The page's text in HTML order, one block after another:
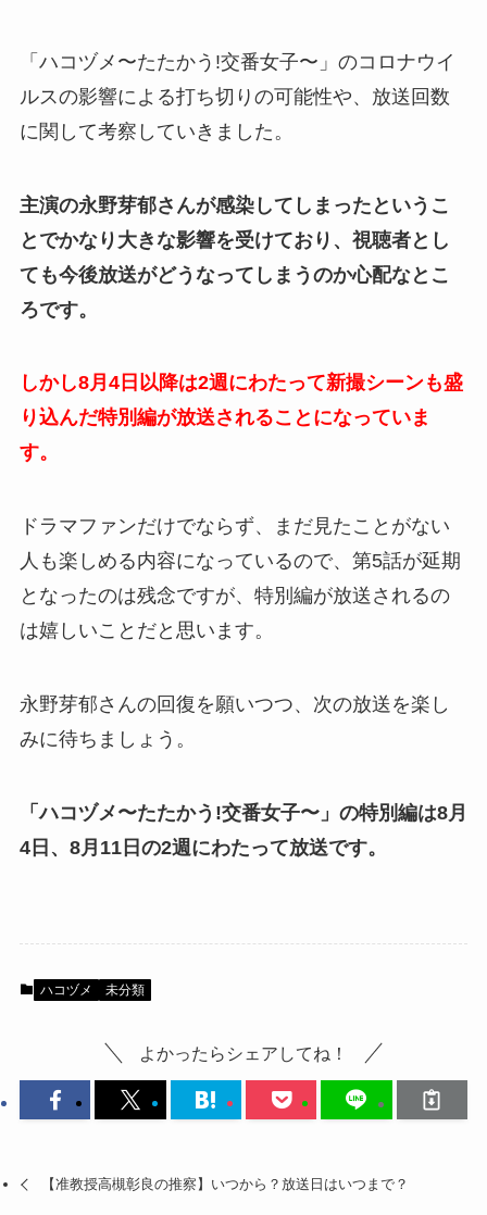
「ハコヅメ〜たたかう!交番女子〜」のコロナウイ
ルスの影響による打ち切りの可能性や、放送回数
に関して考察していきました。
主演の永野芽郁さんが感染してしまったというこ
とでかなり大きな影響を受けており、視聴者とし
ても今後放送がどうなってしまうのか心配なとこ
ろです。
しかし8月4日以降は2週にわたって新撮シーンも盛
り込んだ特別編が放送されることになっていま
す。
ドラマファンだけでならず、まだ見たことがない
人も楽しめる内容になっているので、第5話が延期
となったのは残念ですが、特別編が放送されるの
は嬉しいことだと思います。
永野芽郁さんの回復を願いつつ、次の放送を楽し
みに待ちましょう。
「ハコヅメ〜たたかう!交番女子〜」の特別編は8月
4日、8月11日の2週にわたって放送です。
ハコヅメ 未分類
よかったらシェアしてね！
【准教授高槻彰良の推察】いつから？放送日はいつまで？